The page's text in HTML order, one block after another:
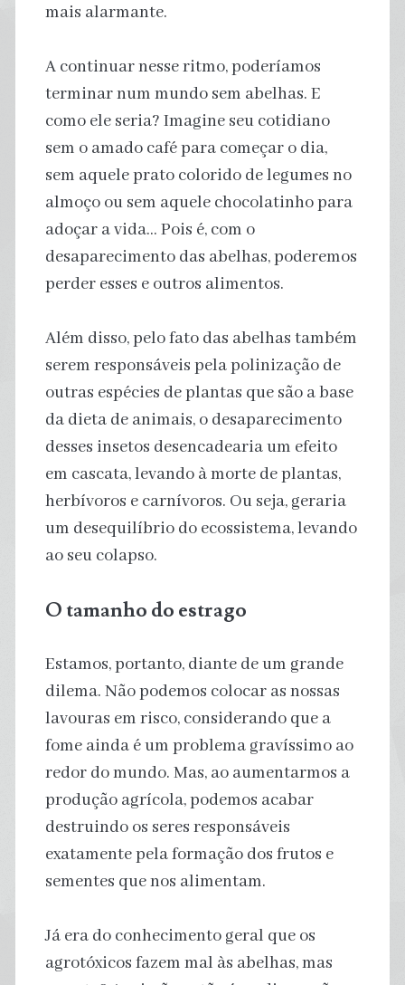
mais alarmante.
A continuar nesse ritmo, poderíamos
terminar num mundo sem abelhas. E
como ele seria? Imagine seu cotidiano
sem o amado café para começar o dia,
sem aquele prato colorido de legumes no
almoço ou sem aquele chocolatinho para
adoçar a vida… Pois é, com o
desaparecimento das abelhas, poderemos
perder esses e outros alimentos.
Além disso, pelo fato das abelhas também
serem responsáveis pela polinização de
outras espécies de plantas que são a base
da dieta de animais, o desaparecimento
desses insetos desencadearia um efeito
em cascata, levando à morte de plantas,
herbívoros e carnívoros. Ou seja, geraria
um desequilíbrio do ecossistema, levando
ao seu colapso.
O tamanho do estrago
Estamos, portanto, diante de um grande
dilema. Não podemos colocar as nossas
lavouras em risco, considerando que a
fome ainda é um problema gravíssimo ao
redor do mundo. Mas, ao aumentarmos a
produção agrícola, podemos acabar
destruindo os seres responsáveis
exatamente pela formação dos frutos e
sementes que nos alimentam.
Já era do conhecimento geral que os
agrotóxicos fazem mal às abelhas, mas